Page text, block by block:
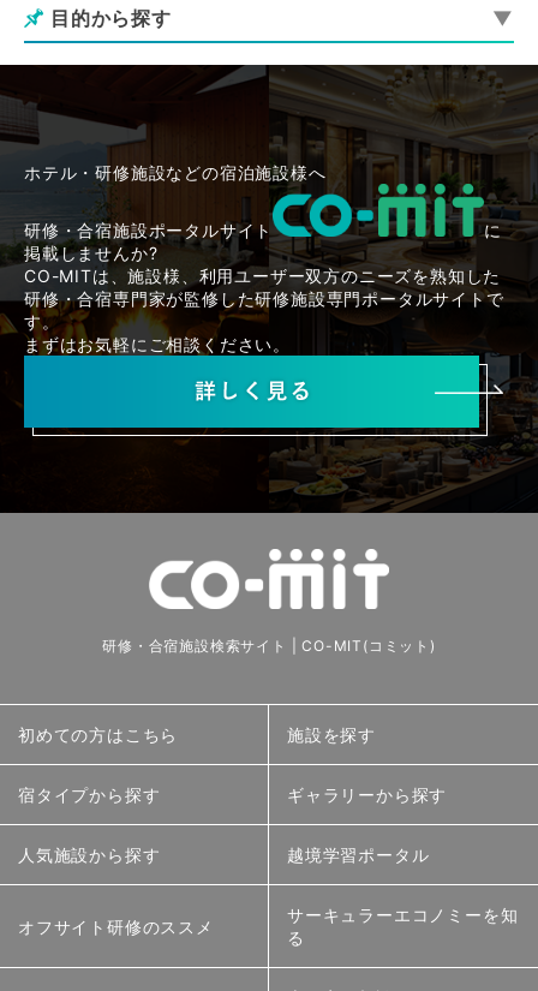
目的から探す
ホテル・研修施設などの宿泊施設様へ
研修・合宿施設ポータルサイト
に
掲載しませんか?
CO-MITは、施設様、利用ユーザー双方のニーズを熟知した
研修・合宿専門家が監修した研修施設専門ポータルサイトで
す。
まずはお気軽にご相談ください。
研修・合宿施設検索サイト | CO-MIT(コミット)
初めての方はこちら 施設を探す
宿タイプから探す ギャラリーから探す
人気施設から探す 越境学習ポータル
オフサイト研修のススメ
サーキュラーエコノミーを知
る